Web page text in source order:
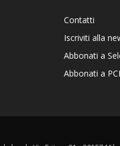
Contatti
Iscriviti alla
Abbonati a
Abbonati a